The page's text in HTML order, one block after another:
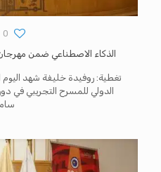
0
الذكاء الاصطناعي ضمن
تغطية: روفيدة خليفة شهد اليوم
الدولي للمسرح التجريبي في